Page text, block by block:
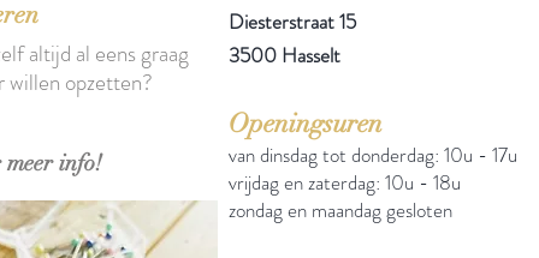
info!
altijd al eens graag
willen opzetten?
Diesterstraat 15
3500 Hasselt
Openingsuren
van dinsdag tot donderdag: 10u - 17u
vrijdag en zaterdag: 10u - 18u
zondag en maandag gesloten